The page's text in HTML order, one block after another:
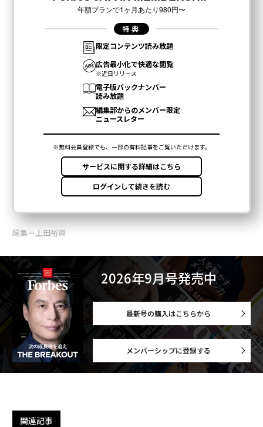
編集＝上田裕資
2026年9月号発売中
最新号の購入はこちらから
メンバーシップに登録する
関連記事